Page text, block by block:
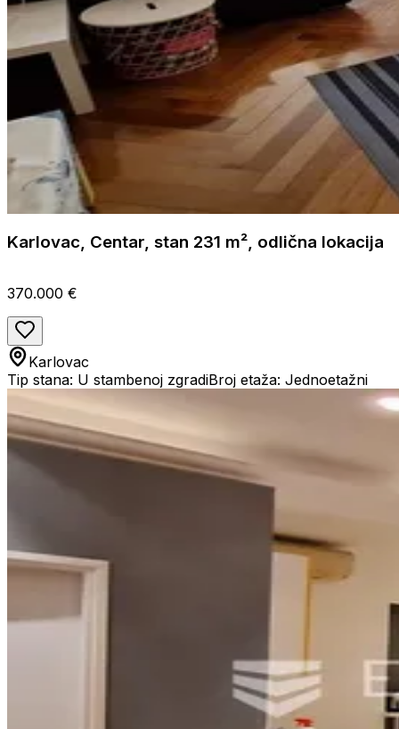
Karlovac, Centar, stan 231 m², odlična lokacija
370.000 €
Karlovac
Tip stana: U stambenoj zgradiBroj etaža: Jednoetažni